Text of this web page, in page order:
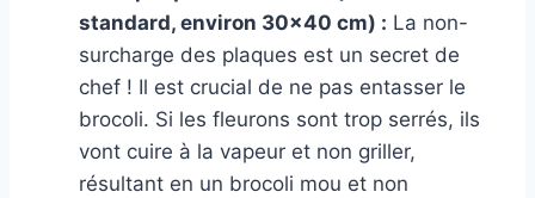
standard, environ 30×40 cm) : La non-
surcharge des plaques est un secret de
chef ! Il est crucial de ne pas entasser le
brocoli. Si les fleurons sont trop serrés, ils
vont cuire à la vapeur et non griller,
résultant en un brocoli mou et non